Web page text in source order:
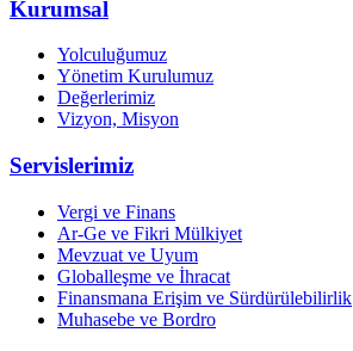
Kurumsal
Yolculuğumuz
Yönetim Kurulumuz
Değerlerimiz
Vizyon, Misyon
Servislerimiz
Vergi ve Finans
Ar-Ge ve Fikri Mülkiyet
Mevzuat ve Uyum
Globalleşme ve İhracat
Finansmana Erişim ve Sürdürülebilirlik
Muhasebe ve Bordro